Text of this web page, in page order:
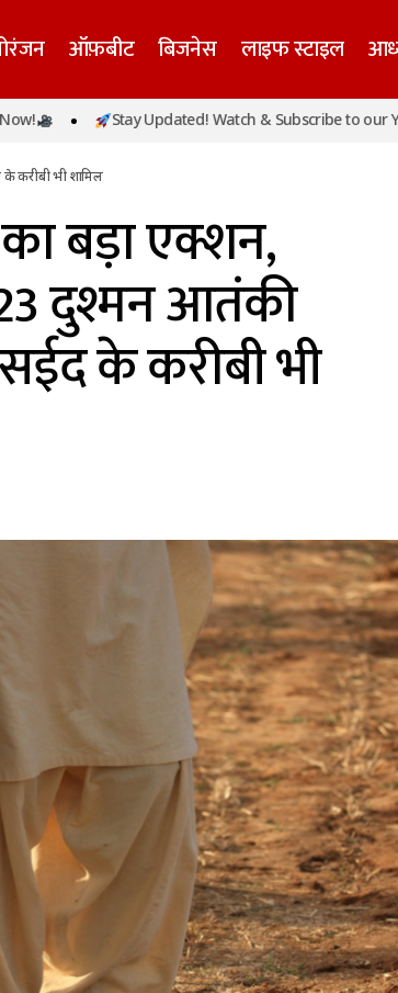
ऑफ़बीट बिजनेस लाइफ स्टाइल
बड़ा एक्शन, UAPA के तहत देश के 23 दुश्मन
Stay Updated! Watch & Subscribe to our YouTube
करीबी भी शामिल
बड़ा एक्शन,
दुश्मन आतंकी
के करीबी भी